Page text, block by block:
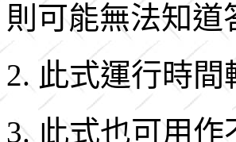
則可能無法知道
2. 此式運行時
3. 此式也可用